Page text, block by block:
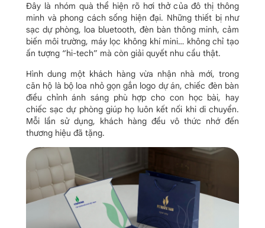
Đây là nhóm quà thể hiện rõ hơi thở của đô thị thông
minh và phong cách sống hiện đại. Những thiết bị như
sạc dự phòng, loa bluetooth, đèn bàn thông minh, cảm
biến môi trường, máy lọc không khí mini… không chỉ tạo
ấn tượng “hi-tech” mà còn giải quyết nhu cầu thật.
Hình dung một khách hàng vừa nhận nhà mới, trong
căn hộ là bộ loa nhỏ gọn gắn logo dự án, chiếc đèn bàn
điều chỉnh ánh sáng phù hợp cho con học bài, hay
chiếc sạc dự phòng giúp họ luôn kết nối khi di chuyển.
Mỗi lần sử dụng, khách hàng đều vô thức nhớ đến
thương hiệu đã tặng.